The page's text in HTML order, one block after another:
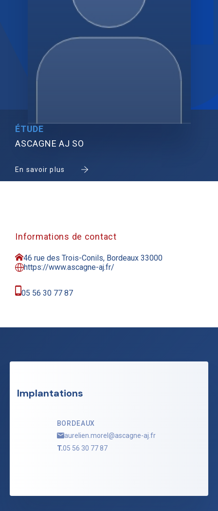
ÉTUDE
ASCAGNE AJ SO
En savoir plus
Informations de contact
46 rue des Trois-Conils, Bordeaux 33000
https://www.ascagne-aj.fr/
05 56 30 77 87
Implantations
BORDEAUX
aurelien.morel@ascagne-aj.fr
T.05 56 30 77 87